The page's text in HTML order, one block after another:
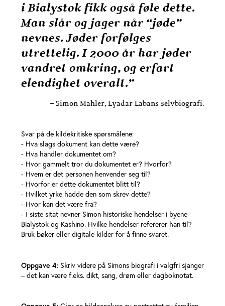
i Bialystok fikk også føle dette.
Man slår og jager når “jøde”
nevnes. Jøder forfølges
utrettelig. I 2000 år har jøder
vandret omkring, og erfart
elendighet overalt.”
– Simon Mahler, Lyadar Labans selvbiografi.
Svar på de kildekritiske spørsmålene:
- Hva slags dokument kan dette være?
- Hva handler dokumentet om?
- Hvor gammelt tror du dokumentet er? Hvorfor?
- Hvem er det personen henvender seg til?
- Hvorfor er dette dokumentet blitt til?
- Hvilket yrke hadde den som skrev dette?
- Hvor kan det være fra?
- I siste sitat nevner Simon historiske hendelser i byene
Bialystok og Kashino. Hvilke hendelser refererer han til?
Bruk bøker eller digitale kilder for å finne svaret.
Oppgave 4: Skriv videre på Simons biografi i valgfri sjanger
– det kan være f.eks. dikt, sang, drøm eller dagboknotat.